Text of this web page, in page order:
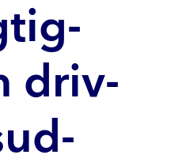
driv­